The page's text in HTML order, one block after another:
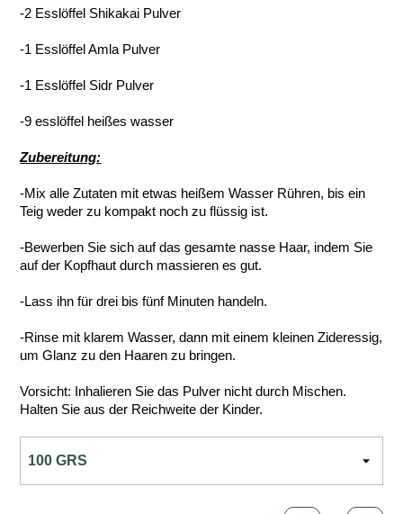
-2 Esslöffel Shikakai Pulver
-1 Esslöffel Amla Pulver
-1 Esslöffel Sidr Pulver
-9 esslöffel heißes wasser
Zubereitung:
-Mix alle Zutaten mit etwas heißem Wasser Rühren, bis ein
Teig weder zu kompakt noch zu flüssig ist.
-Bewerben Sie sich auf das gesamte nasse Haar, indem Sie
auf der Kopfhaut durch massieren es gut.
-Lass ihn für drei bis fünf Minuten handeln.
-Rinse mit klarem Wasser, dann mit einem kleinen Zideressig,
um Glanz zu den Haaren zu bringen.
Vorsicht: Inhalieren Sie das Pulver nicht durch Mischen.
Halten Sie aus der Reichweite der Kinder.